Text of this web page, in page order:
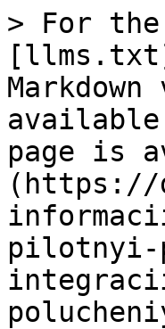
> For the
page is
(https://
pilotnyi-